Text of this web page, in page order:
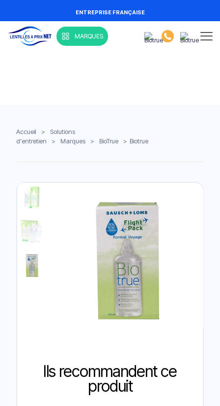
ENTREPRISE FRANÇAISE
MARQUES
Accueil >
Solutions
d'entretien
> Marques > BioTrue > Biotrue
Ils recommandent ce
produit